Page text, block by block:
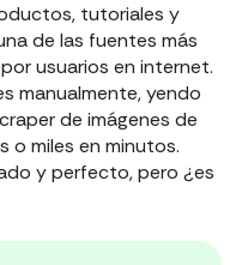
tutoriales y
de las fuentes más
usuarios en internet.
manualmente, yendo
de imágenes de
o miles en minutos.
y perfecto, pero ¿es